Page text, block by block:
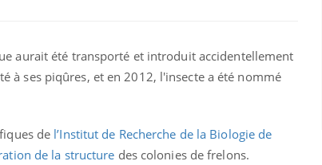
aurait été transporté et introduit accidentellement
à ses piqûres, et en 2012, l'insecte a été nommé
de l’Institut de Recherche de la Biologie de
de la structure des colonies de frelons.
pour Youtube
Insuline & Charge mentale : et si on
osait en parler?? Youtube